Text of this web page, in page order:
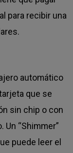
para recibir una
automático
que se
sin chip o con
“Shimmer”
puede leer el